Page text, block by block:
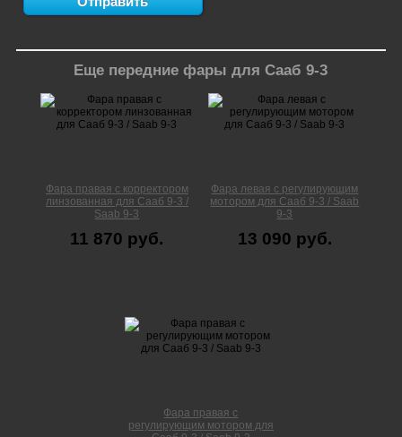
Еще передние фары для Сааб 9-3
Фара правая с корректором
линзованная для Сааб 9-3 /
Saab 9-3
11 870 руб.
Фара левая с регулирующим
мотором для Сааб 9-3 / Saab
9-3
13 090 руб.
Фара правая с
регулирующим мотором для